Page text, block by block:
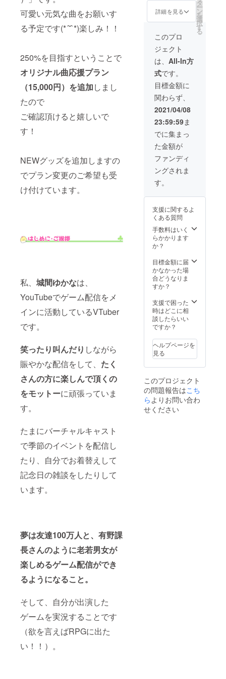
可愛い元気な曲をお願いす
る予定です(*´˘`*)楽しみ！！
250%を目指すということで
オリジナル曲応援プラン
（15,000円）を追加しまし
たので
ご確認頂けると嬉しいで
す！
NEWグッズを追加しますの
でプラン変更のご希望も受
け付けています。
私、 城間ゆかなは、
YouTubeでゲーム配信をメ
インに活動しているVTuber
です。
笑ったり叫んだり しながら
賑やかな配信をして、 たく
さんの方に楽しんで頂くの
をモットーに頑張っていま
す。
たまにバーチャルキャスト
で季節のイベントを配信し
たり、自分でお着替えして
記念日の雑談をしたりして
います。
夢は友達100万人と、有野課
長さんのように老若男女が
楽しめるゲーム配信ができ
るようになること。
そして、自分が出演した
ゲームを実況することです
（欲を言えばRPGに出た
い！！）。
いま
す。複
ご検討
をお願
いしま
す。 ※
ボイス
チャッ
トは繋
いでも
繋がな
くても
どちら
でも結
構です
（繋ぐ
場合は
Discord
を使用
しま
容に
よって
は注意
または
切断さ
せて頂
いま
す。 ※
健康状
は日程
を変更
させて
頂く場
合がご
ざいま
了承く
ださ
い。
ちらで
選んで
す。
備考欄
に希望
記入く
い。 ※
個人
ビーと
支援者
一覧の
お名前
が別で
夫で
す。 ※
チェキ
は新
顔・旧
顔選択
可能で
ればこ
ちらで
選んで
送りま
す。
びお礼
ムー
カード
AB（デ
ータ送
付＆郵
送） お
名前付
きファ
ンカー
ド（郵
送） 直
筆お手
紙 新3D
モデル
での特
別アン
グル
ムー
ビー ミ
ンバス
（ミニ
イーゼ
ル付
き） ※
備考欄
前をご
記入く
ださ
ムー
ビーと
支援者
一覧の
が別で
も大丈
夫で
す。 ※
は新
顔・旧
顔選択
可能で
す。指
ギュア
（台座
または
本体に
サイン&
ご希望
の名前
入れ
ok）
チェキ8
枚（直
筆サイ
ン・直
筆一言
など）
＋ 支援
者様一
覧動画
でのお
名前お
読み上
でのお
びお礼
ムー
ビー ポ
スト
カード
ータ送
付＆郵
送） お
名前付
ンカー
ド（郵
送） 直
筆お手
モデル
での特
別アン
グル
ビー ミ
ニチュ
アキャ
ンバス
（ミニ
詳細を見る
タ
ー
ン
を
選
択
す
る
このプロ
ジェクト
は、 All-In方
式です。
目標金額に
関わらず、
2021/04/08
23:59:59ま
でに集まっ
た金額が
ファンディ
ングされま
す。
支援に関するよ
くある質問
手数料はいく
らかかります
か？
目標金額に届
かなかった場
合どうなりま
すか？
支援で困った
時はどこに相
談したらいい
ですか？
ヘルプページを
見る
このプロジェクト
の問題報告はこち
らよりお問い合わ
せください